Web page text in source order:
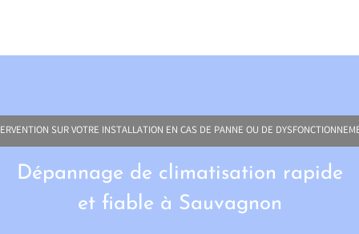
SUR VOTRE INSTALLATION EN CAS DE PANNE OU DE
Dépannage de climatisation rapide
et fiable à Sauvagnon